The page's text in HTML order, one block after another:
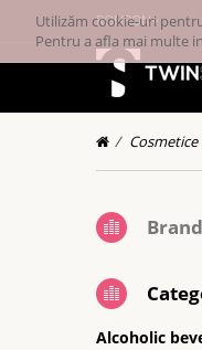
RONRON
Cosmetice
Alcoholic
Utilizăm cookie-uri
Pentru a afla mai multe